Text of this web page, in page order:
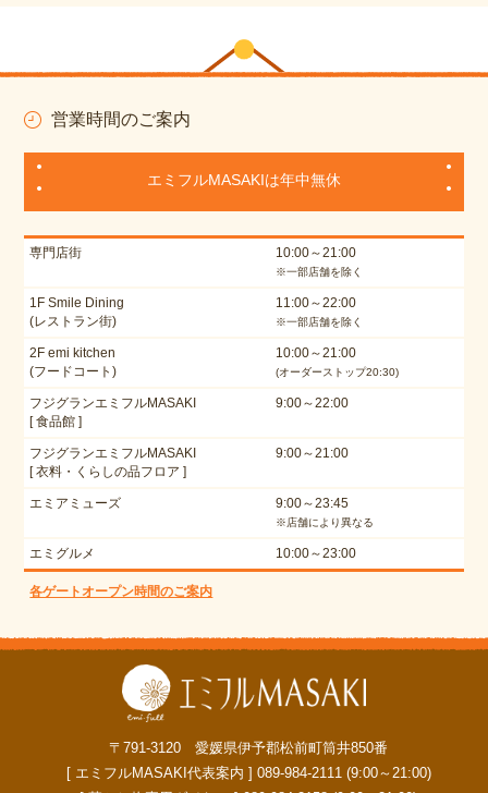
営業時間のご案内
エミフルMASAKIは年中無休
専門店街 10:00～21:00
※一部店舗を除く
1F Smile Dining
(レストラン街)
11:00～22:00
※一部店舗を除く
2F emi kitchen
(フードコート)
10:00～21:00
(オーダーストップ20:30)
フジグランエミフルMASAKI
[ 食品館 ]
9:00～22:00
フジグランエミフルMASAKI
[ 衣料・くらしの品フロア ]
9:00～21:00
エミアミューズ 9:00～23:45
※店舗により異なる
エミグルメ 10:00～23:00
各ゲートオープン時間のご案内
〒791-3120 愛媛県伊予郡松前町筒井850番
[ エミフルMASAKI代表案内 ] 089-984-2111 (9:00～21:00)